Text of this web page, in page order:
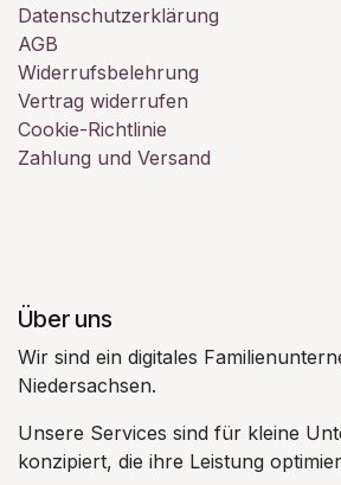
Datenschutzerklärung
AGB
Widerrufsbelehrung
Vertrag widerrufen
Cookie-Richtlinie
Zahlung und Versand
Über uns
Wir sind ein digitales
Niedersachsen.
Unsere Services sind für kleine
konzipiert, die ihre Leistung